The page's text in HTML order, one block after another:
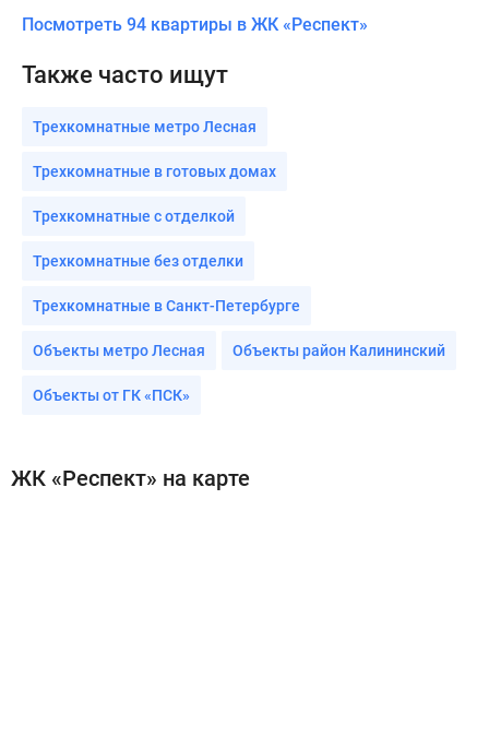
Посмотреть 94 квартиры в ЖК «Респект»
Также часто ищут
Трехкомнатные метро Лесная
Трехкомнатные в готовых домах
Трехкомнатные с отделкой
Трехкомнатные без отделки
Трехкомнатные в Санкт-Петербурге
Объекты метро Лесная Объекты район Калининский
Объекты от ГК «ПСК»
ЖК «Респект» на карте